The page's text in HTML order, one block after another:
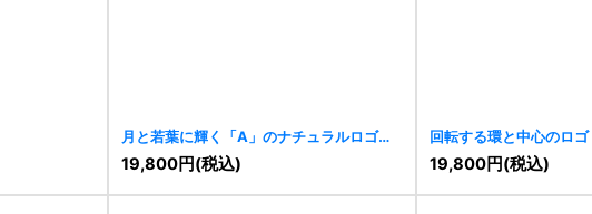
月と若葉に輝く「A」のナチュラルロゴ
[11478]
19,800円(税込)
回転する環と中心のロゴ
19,800円(税込)